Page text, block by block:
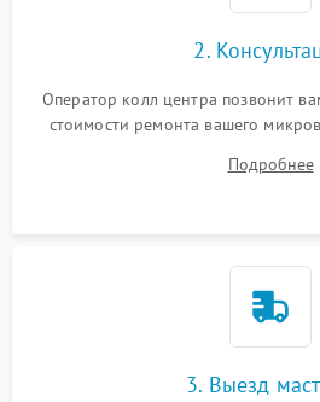
2.
Оператор колл центра позвонит
стоимости ремонта вашего
Подробнее
3. Выезд